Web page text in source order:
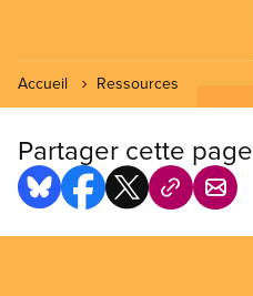
Accueil Ressources
Partager cette page